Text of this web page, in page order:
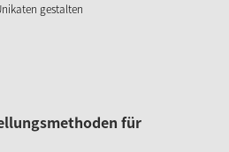
gestalten
für